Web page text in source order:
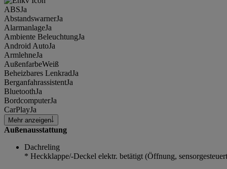
ABSJa
AbstandswarnerJa
AlarmanlageJa
Ambiente BeleuchtungJa
Android AutoJa
ArmlehneJa
AußenfarbeWeiß
Beheizbares LenkradJa
BerganfahrassistentJa
BluetoothJa
BordcomputerJa
CarPlayJa
Mehr anzeigen
Außenausstattung
Dachreling
* Heckklappe/-Deckel elektr. betätigt (Öffnung,